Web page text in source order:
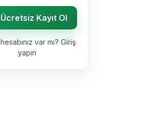
Ücretsiz Kayıt Ol
var mı? Giriş
yapın